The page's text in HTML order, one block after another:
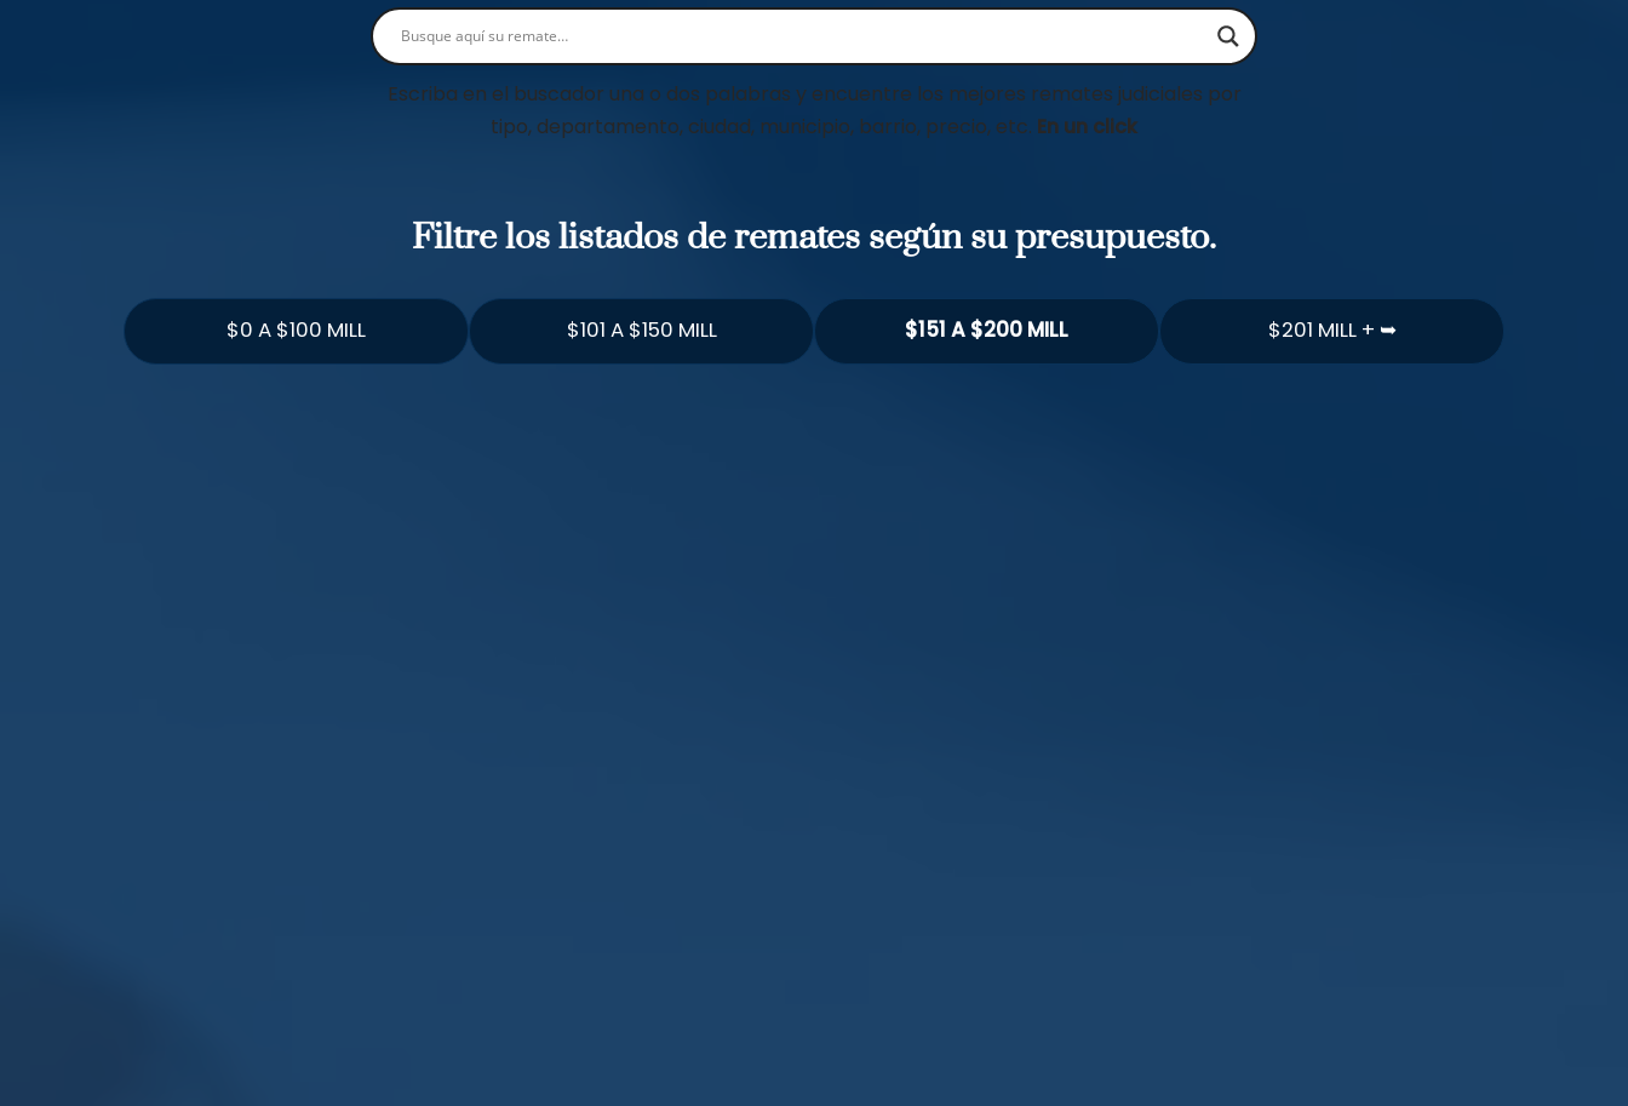
Escriba en el buscador una o dos palabras y encuentre los mejores remates judiciales por
tipo, departamento, ciudad, municipio, barrio, precio, etc. En un click
Filtre los listados de remates según su presupuesto.
$0 A $100 MILL $101 A $150 MILL $151 A $200 MILL $201 MILL + ➥